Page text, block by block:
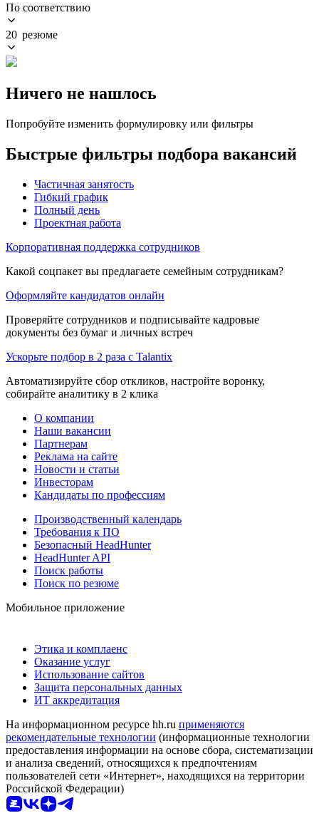
По соответствию
20 резюме
Ничего не нашлось
Попробуйте изменить формулировку или фильтры
Быстрые фильтры подбора вакансий
Частичная занятость
Гибкий график
Полный день
Проектная работа
Корпоративная поддержка сотрудников
Какой соцпакет вы предлагаете семейным сотрудникам?
Оформляйте кандидатов онлайн
Проверяйте сотрудников и подписывайте кадровые
документы без бумаг и личных встреч
Ускорьте подбор в 2 раза с Talantix
Автоматизируйте сбор откликов, настройте воронку,
собирайте аналитику в 2 клика
О компании
Наши вакансии
Партнерам
Реклама на сайте
Новости и статьи
Инвесторам
Кандидаты по профессиям
Производственный календарь
Требования к ПО
Безопасный HeadHunter
HeadHunter API
Поиск работы
Поиск по резюме
Мобильное приложение
Этика и комплаенс
Оказание услуг
Использование сайтов
Защита персональных данных
ИТ аккредитация
На информационном ресурсе hh.ru применяются
рекомендательные технологии (информационные технологии
предоставления информации на основе сбора, систематизации
и анализа сведений, относящихся к предпочтениям
пользователей сети «Интернет», находящихся на территории
Российской Федерации)